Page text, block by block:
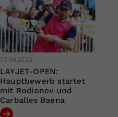
17.09.2023
LAYJET-OPEN:
Hauptbewerb startet
mit Rodionov und
Carballes Baena